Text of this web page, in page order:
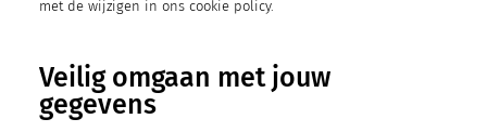
met de wijzigen in ons cookie policy.
Veilig omgaan met jouw
gegevens